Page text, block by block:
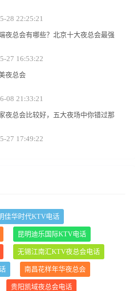
28 22:25:21
夜总会有哪些？北京十大夜总会最强
27 16:53:22
夜总会
08 21:33:21
夜总会比较好，五大夜场中你错过那
27 17:49:22
佳华时代KTV电话
昆明迪乐国际KTV电话
无锡江南汇KTV夜总会电话
南昌花样年华夜总会
贵阳凯域夜总会电话